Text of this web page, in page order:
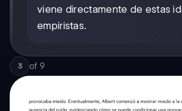
viene directamente de estas
empiristas.
3 of 9